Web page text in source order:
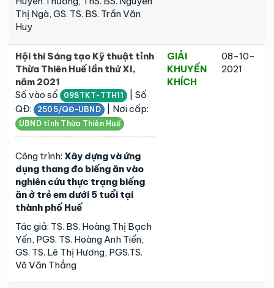
Thị Ngà, GS. TS. BS. Trần Văn
Huy
Hội thi Sáng tạo Kỹ thuật tỉnh
Thừa Thiên Huế lần thứ XI,
năm 2021
Số vào sổ
09STKT-TTH11 | Số
QĐ:
2505/QĐ-UBND | Nơi cấp:
UBND tỉnh Thừa Thiên Huế
Công trình: Xây dựng và ứng
dụng thang đo biếng ăn vào
nghiên cứu thực trạng biếng
ăn ở trẻ em dưới 5 tuổi tại
thành phố Huế
Tác giả: TS. BS. Hoàng Thị Bạch
Yến, PGS. TS. Hoàng Anh Tiến,
GS. TS. Lê Thị Hương, PGS.TS.
Võ Văn Thắng
GIẢI
KHUYẾN
KHÍCH
08-10-
2021